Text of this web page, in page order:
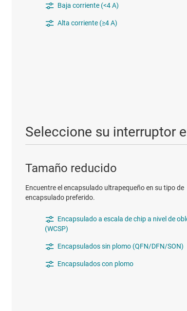
Baja corriente (<4 A)
Alta corriente (≥4 A)
Seleccione su interruptor
Tamaño reducido
Encuentre el encapsulado ultrapequeño en su tipo de
encapsulado preferido.
Encapsulado a escala de chip a nivel de
(WCSP)
Encapsulados sin plomo (QFN/DFN/SON)
Encapsulados con plomo